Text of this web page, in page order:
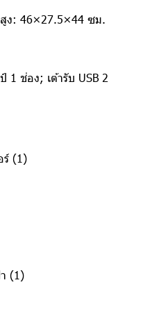
ง: 46×27.5×44 ซม.
1 ช่อง; เต้ารับ USB 2
ร์ (1)
(1)